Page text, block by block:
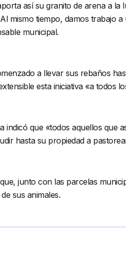
así su granito de arena a
mismo tiempo, damos trabajo
municipal.
a llevar sus rebaños
esta iniciativa «a todos
indicó que «todos aquellos
hasta su propiedad a
junto con las parcelas
sus animales.